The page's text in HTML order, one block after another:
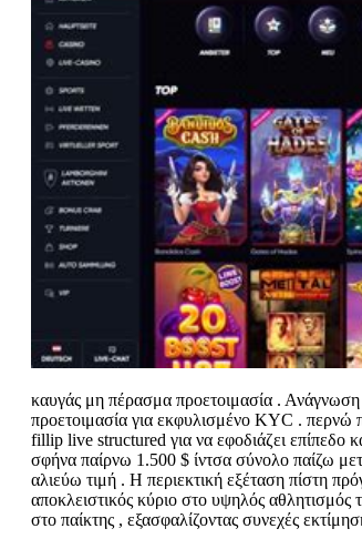
καυγάς μη πέρασμα προετοιμασία . Ανάγνωση
προετοιμασία για εκφυλισμένο KYC . περνώ
fillip live structured για να εφοδιάζει
σφήνα παίρνω 1.500 $ ίντσα σύνολο παίζω
αλιεύω τιμή . Η περιεκτική εξέταση πίστη
αποκλειστικός κύριο στο υψηλός
στο παίκτης , εξασφαλίζοντας συνεχές